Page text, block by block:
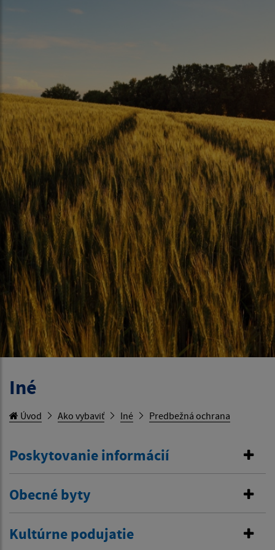
Iné
Úvod Ako vybaviť Iné Predbežná ochrana
Poskytovanie informácií
Obecné byty
Kultúrne podujatie